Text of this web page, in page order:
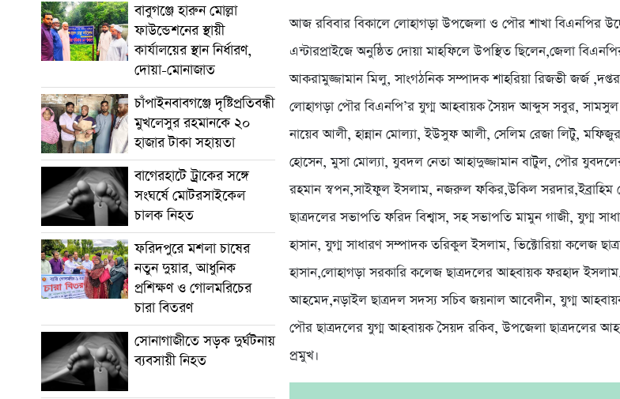
বাবুগঞ্জে হারুন মোল্লা
ফাউন্ডেশনের স্থায়ী
কার্যালয়ের স্থান নির্ধারণ,
দোয়া-মোনাজাত
চাঁপাইনবাবগঞ্জে দৃষ্টিপ্রতিবন্ধী
মুখলেসুর রহমানকে ২০
হাজার টাকা সহায়তা
বাগেরহাটে ট্রাকের সঙ্গে
সংঘর্ষে মোটরসাইকেল
চালক নিহত
ফরিদপুরে মশলা চাষের
নতুন দুয়ার, আধুনিক
প্রশিক্ষণ ও গোলমরিচের
চারা বিতরণ
সোনাগাজীতে সড়ক দুর্ঘটনায়
ব্যবসায়ী নিহত
আজ রবিবার বিকালে লোহাগড়া উপজেলা ও পৌর শাখা বিএনপির
এন্টারপ্রাইজে অনুষ্ঠিত দোয়া মাহফিলে উপস্থিত ছিলেন,জেলা
আকরামুজ্জামান মিলু, সাংগঠনিক সম্পাদক শাহরিয়া রিজভী জর্জ
লোহাগড়া পৌর বিএনপি’র যুগ্ম আহবায়ক সৈয়দ আব্দুস সবুর,
নায়েব আলী, হান্নান মোল্যা, ইউসুফ আলী, সেলিম রেজা লিটু,
হোসেন, মুসা মোল্যা, যুবদল নেতা আহাদুজ্জামান বাটুল, পৌর
রহমান স্বপন,সাইফুল ইসলাম, নজরুল ফকির,উকিল সরদার,ইব্রাহিম
ছাত্রদলের সভাপতি ফরিদ বিশ্বাস, সহ সভাপতি মামুন গাজী, যুগ্ম
হাসান, যুগ্ম সাধারণ সম্পাদক তরিকুল ইসলাম, ভিক্টোরিয়া কলেজ
হাসান,লোহাগড়া সরকারি কলেজ ছাত্রদলের আহবায়ক ফরহাদ
আহমেদ,নড়াইল ছাত্রদল সদস্য সচিব জয়নাল আবেদীন, যুগ্ম
পৌর ছাত্রদলের যুগ্ম আহবায়ক সৈয়দ রকিব, উপজেলা ছাত্রদলের
প্রমুখ।